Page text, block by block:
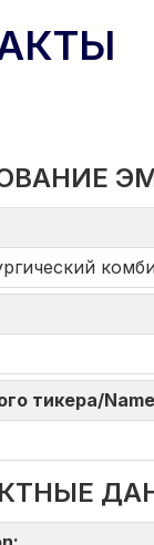
тикера/